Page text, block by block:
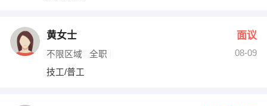
黄女士 面议
不限区域 全职
08-09
技工/普工